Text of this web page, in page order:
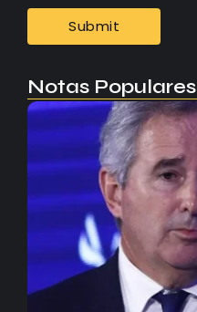
Notas Populares